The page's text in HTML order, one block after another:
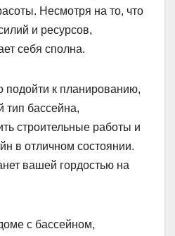
Несмотря на то, что
и ресурсов,
себя сполна.
подойти к планированию,
тип бассейна,
строительные работы и
в отличном состоянии.
вашей гордостью на
с бассейном,